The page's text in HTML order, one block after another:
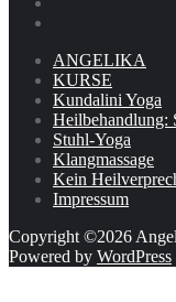
ANGELIKA
KURSE
Kundalini Yoga
Heilbehandlung:
Stuhl-Yoga
Klangmassage
Kein
Impressum
Copyright ©2026
Powered by WordPress